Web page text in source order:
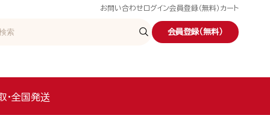
お問い合わせ ログイン会員登録（無料） カート
会員登録（無料）
・全国発送